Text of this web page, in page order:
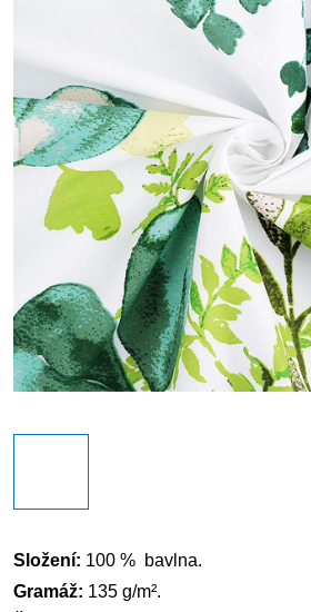
Složení: 100 % bavlna.
Gramáž: 135 g/m².